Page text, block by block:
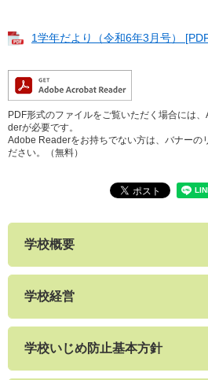
1学年だより（令和6年3月号）
PDF形式のファイルをご覧いただく場合には
derが必要です。
Adobe Readerをお持ちでない方は、バナーの
ださい。（無料）
学校概要
学校経営
学校いじめ防止基本方針